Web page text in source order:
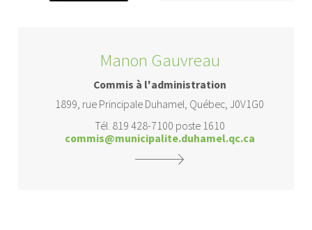
Manon Gauvreau
Commis à l'administration
1899, rue Principale Duhamel, Québec, J0V1G0
Tél. 819 428-7100 poste 1610
commis@municipalite.duhamel.qc.ca